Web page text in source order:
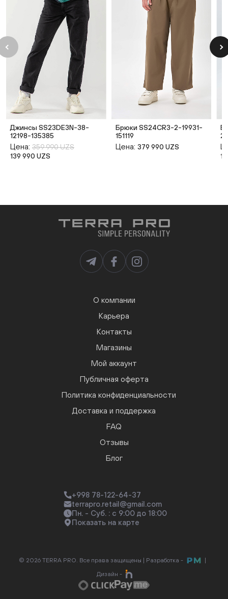
Джинсы SS23DE3N-38-
12198-135385
Цена: 359 990 UZS
139 990 UZS
Брюки SS24CR3-2-19931-
151119
Цена: 379 990 UZS
О компании
Карьера
Контакты
Магазины
Мой аккаунт
Публичная оферта
Политика конфиденциальности
Доставка и поддержка
FAQ
Отзывы
Блог
+998 78-122-64-37
terrapro.retail@gmail.com
Пн. - Суб. : с 9:00 до 18:00
Показать на карте
© 2026 TERRA PRO. Все права защищены | Разработка -
Дизайн -